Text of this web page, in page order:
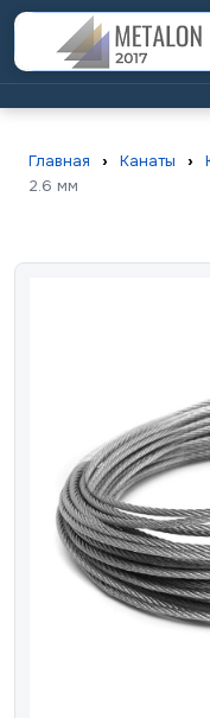
Главная › Канаты ›
2.6 мм